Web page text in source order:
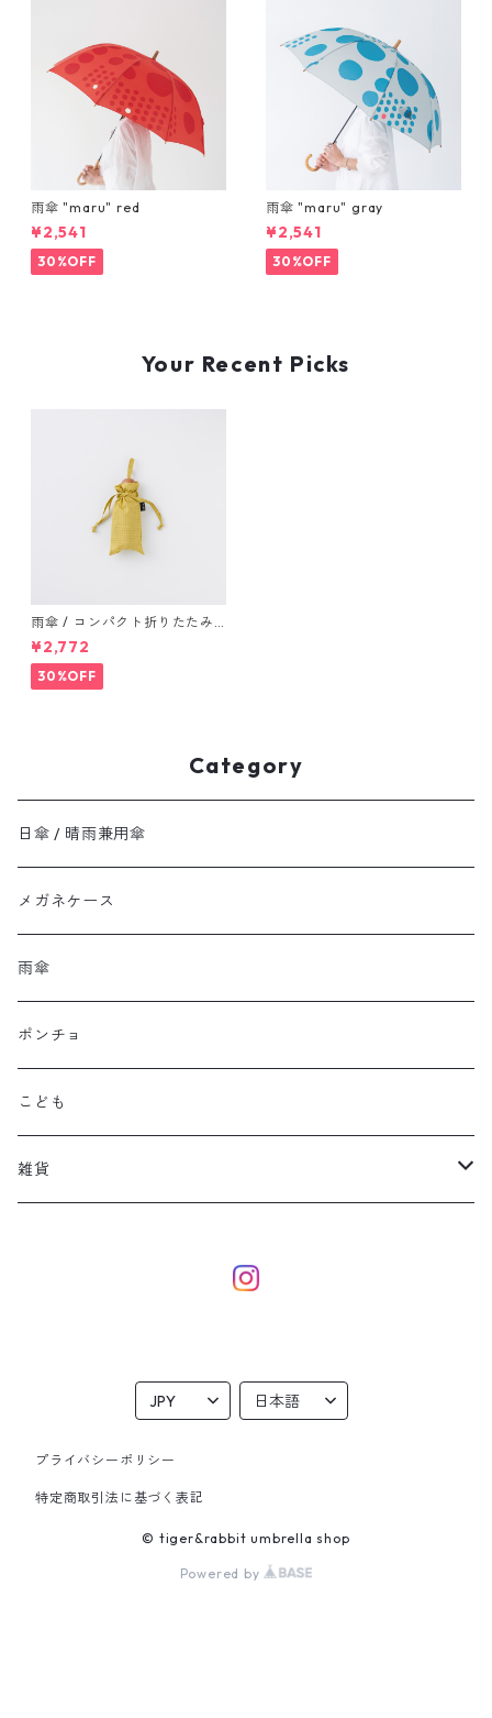
雨傘 "maru" red
¥2,541
30%OFF
雨傘 "maru" gray
¥2,541
30%OFF
Your Recent Picks
雨傘 / コンパクト折りたたみ
傘 "check" yellow
¥2,772
30%OFF
Category
日傘 / 晴雨兼用傘
メガネケース
雨傘
ポンチョ
こども
雑貨
プライバシーポリシー
特定商取引法に基づく表記
© tiger&rabbit umbrella shop
Powered by